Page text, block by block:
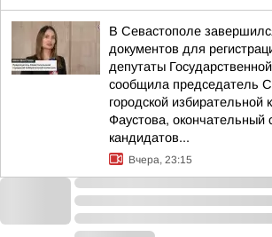
В Севастополе
документов для
депутаты
сообщила председатель
городской избирательной
Фаустова, окончательный
кандидатов...
Вчера, 23:15